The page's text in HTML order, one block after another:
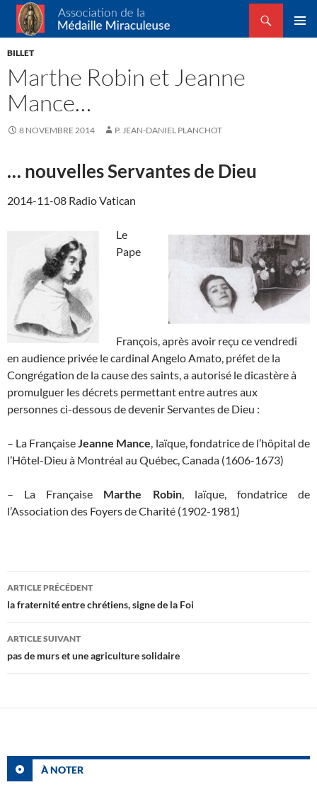
Association de la Médaille Miraculeuse
Recherche
ALLER
BILLET
Marthe Robin et Jeanne
Mance…
8 NOVEMBRE 2014 P. JEAN-DANIEL PLANCHOT
… nouvelles Servantes de Dieu
2014-11-08 Radio Vatican
Le
Pape
François, après avoir reçu ce vendredi
en audience privée le cardinal Angelo Amato, préfet de la
Congrégation de la cause des saints, a autorisé le dicastère à
promulguer les décrets permettant entre autres aux
personnes ci-dessous de devenir Servantes de Dieu :
– La FrançaiseJeanne Mance, laïque, fondatrice de l’hôpital de
l’Hôtel-Dieu à Montréal au Québec, Canada (1606-1673)
– La Française Marthe Robin, laïque, fondatrice de
l’Association des Foyers de Charité (1902-1981)
Navigation
des
articles
ARTICLE PRÉCÉDENT
la fraternité entre chrétiens, signe de la Foi
ARTICLE SUIVANT
pas de murs et une agriculture solidaire
À NOTER